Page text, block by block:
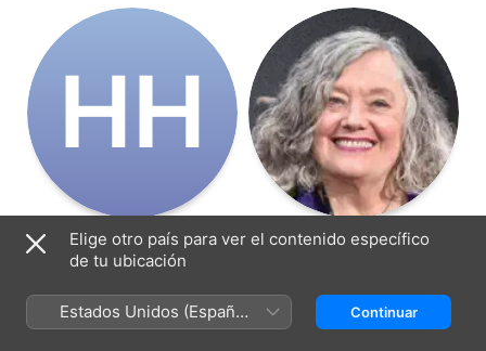
H‌H
Hutchi Hancock
ICU Nurse
Jayne Taini
Nurse at Nurse Station
Elige otro país para ver el contenido específico
de tu ubicación
Estados Unidos (Español
México)
Continuar